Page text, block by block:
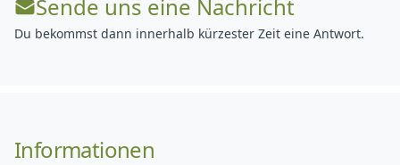
Sende uns eine Nachricht
Du bekommst dann innerhalb kürzester Zeit eine Antwort.
Informationen